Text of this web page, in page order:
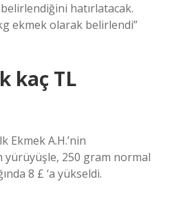
hatırlatacak.
ekmek olarak belirlendi”
kaç TL
Ekmek A.H.’nin
250 gram normal
8 £ ‘a yükseldi.